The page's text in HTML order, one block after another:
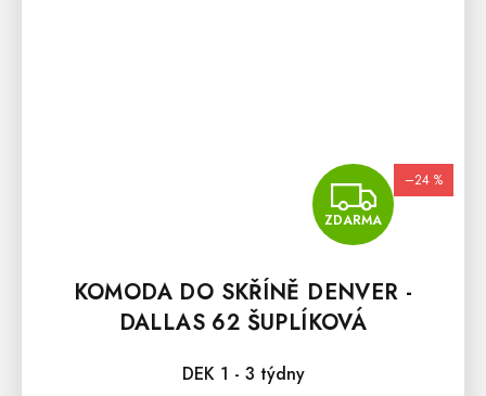
ZDARMA
–24 %
KOMODA DO SKŘÍNĚ DENVER -
DALLAS 62 ŠUPLÍKOVÁ
DEK 1 - 3 týdny